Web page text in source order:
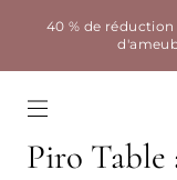
40 % de
Piro Table